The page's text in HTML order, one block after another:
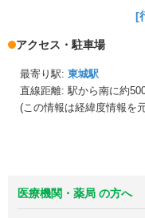
[
アクセス・駐車場
最寄り駅: 東城駅
直線距離: 駅から南に約
(この情報は経緯度情報を
医療機関・薬局 の方へ